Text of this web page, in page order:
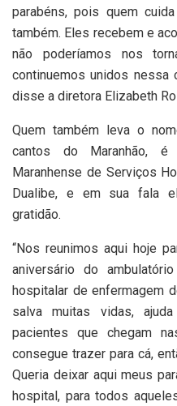
parabéns, pois quem
também. Eles recebem e
não poderíamos nos
continuemos unidos nessa
disse a diretora Elizabeth
Quem também leva o
cantos do Maranhão,
Maranhense de Serviços
Dualibe, e em sua fala
gratidão.
“Nos reunimos aqui hoje
aniversário do
hospitalar de enfermagem
salva muitas vidas,
pacientes que chegam
consegue trazer para cá,
Queria deixar aqui meus
hospital, para todos